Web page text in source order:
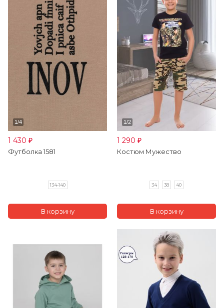
1 430 ₽
Футболка 1581
134-140
1 290 ₽
Костюм Мужество
34 38 40